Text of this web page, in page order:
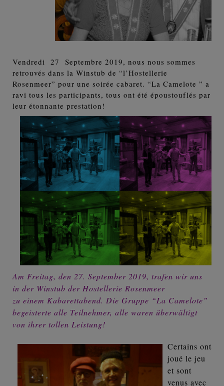
Vendredi 27 Septembre 2019, nous nous sommes
retrouvés dans la Winstub de “l’Hostellerie
Rosenmeer” pour une soirée cabaret. “La Camelote ” a
ravi tous les participants, tous ont été époustouflés par
leur étonnante prestation!
Am Freitag, den 27. September 2019, trafen wir uns
in der Winstub der Hostellerie Rosenmeer
zu einem Kabarettabend. Die Gruppe “La Camelote”
begeisterte alle Teilnehmer, alle waren überwältigt
von ihrer tollen Leistung!
Certains ont
joué le jeu
et sont
venus avec